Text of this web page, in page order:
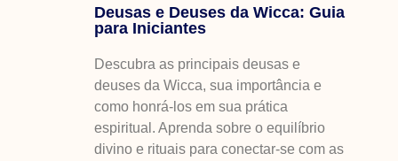
Deusas e Deuses da Wicca: Guia
para Iniciantes
Descubra as principais deusas e
deuses da Wicca, sua importância e
como honrá-los em sua prática
espiritual. Aprenda sobre o equilíbrio
divino e rituais para conectar-se com as